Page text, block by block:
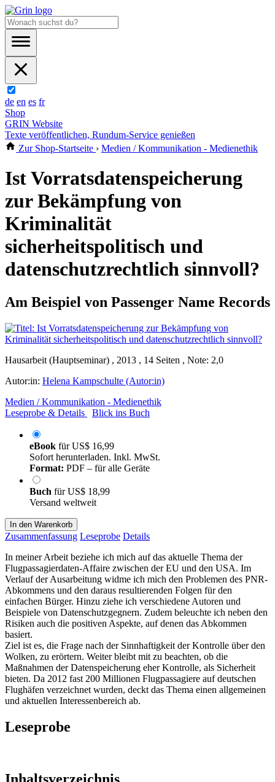
de en es fr
Shop
GRIN Website
Texte veröffentlichen, Rundum-Service genießen
Zur Shop-Startseite › Medien / Kommunikation - Medienethik
Ist Vorratsdatenspeicherung
zur Bekämpfung von
Kriminalität
sicherheitspolitisch und
datenschutzrechtlich sinnvoll?
Am Beispiel von Passenger Name Records
Hausarbeit (Hauptseminar) , 2013 , 14 Seiten , Note: 2,0
Autor:in: Helena Kampschulte (Autor:in)
Medien / Kommunikation - Medienethik
Leseprobe & Details
Blick ins Buch
eBook fürUS$ 16,99
Sofort herunterladen. Inkl. MwSt.
Format: PDF – für alle Geräte
Buch fürUS$ 18,99
Versand weltweit
In den Warenkorb
Zusammenfassung Leseprobe Details
In meiner Arbeit beziehe ich mich auf das aktuelle Thema der
Flugpassagierdaten-Affaire zwischen der EU und den USA. Im
Verlauf der Ausarbeitung widme ich mich den Problemen des PNR-
Abkommens und den daraus resultierenden Folgen für den
einfachen Bürger. Hinzu ziehe ich verschiedene Autoren und
Beispiele von Datenschutzgegnern. Zudem beleuchte ich neben den
Risiken auch die positiven Aspekte, auf denen das Abkommen
basiert.
Ziel ist es, die Frage nach der Sinnhaftigkeit der Kontrolle über den
Wolken, zu erörtern. Weiter bleibt mit zu beachten, ob die
Maßnahmen der Datenspeicherung eher Kontrolle, als Sicherheit
bieten. Da 2012 fast 200 Millionen Flugpassagiere auf deutschen
Flughäfen verzeichnet wurden, deckt das Thema einen allgemeinen
und aktuellen Interessenbereich ab.
Leseprobe
Inhaltsverzeichnis